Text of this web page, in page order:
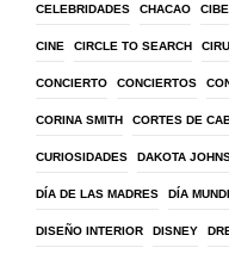
CELEBRIDADES CHACAO
CINE CIRCLE TO SEARCH
CONCIERTO CONCIERTOS
CORINA SMITH CORTES DE
CURIOSIDADES DAKOTA
DÍA DE LAS MADRES DÍA
DISEÑO INTERIOR DISNEY